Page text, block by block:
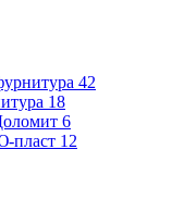
42
18
6
пласт 12